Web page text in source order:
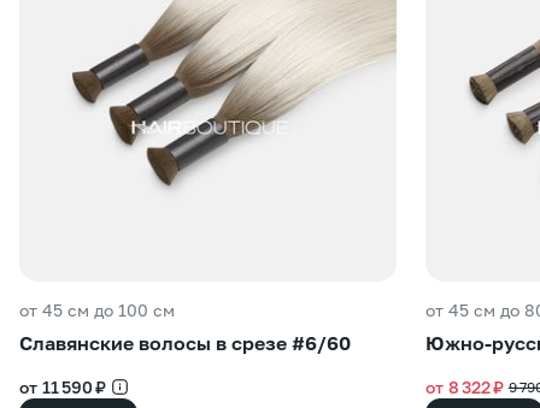
от 45 см до 100 см
Славянские волосы в срезе #6/60
от 11 590 ₽
от 45 см до
Южно-
от 8 322 ₽ 9